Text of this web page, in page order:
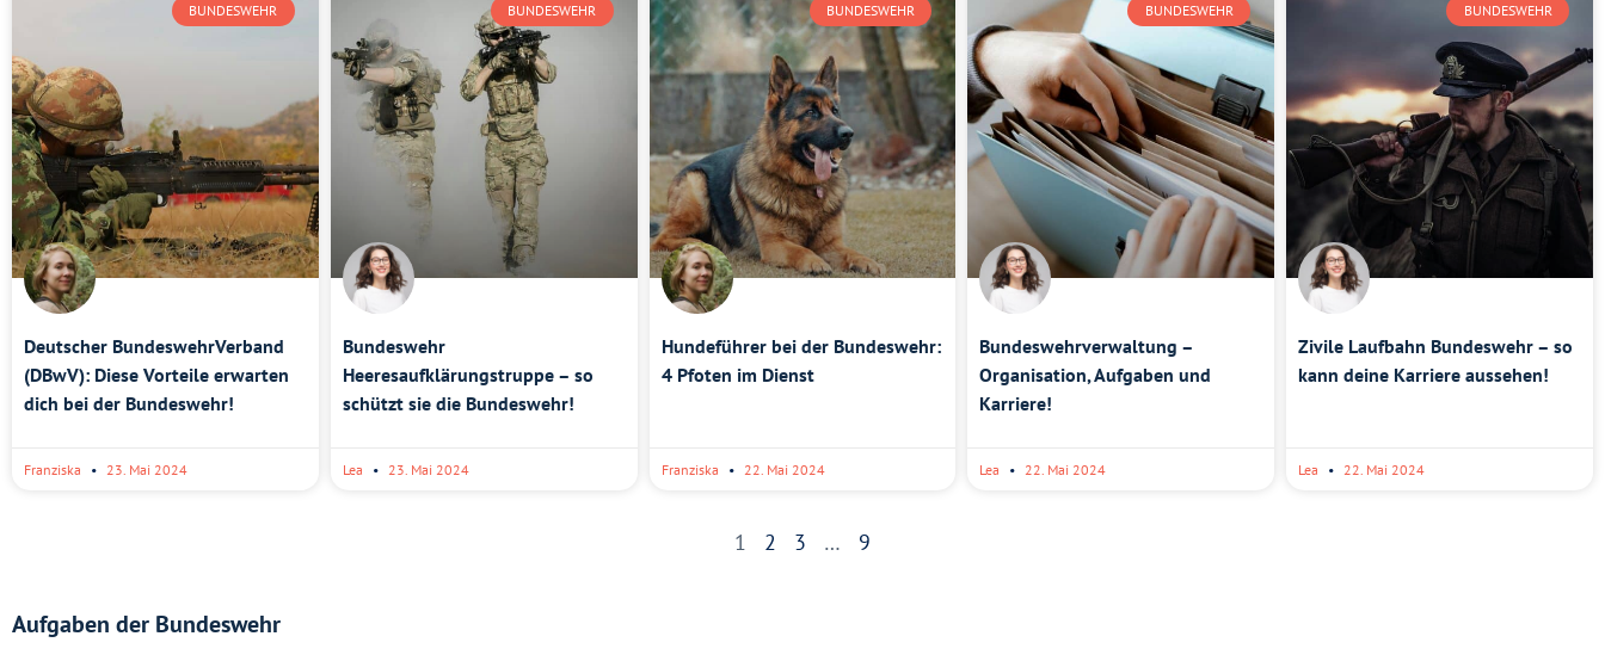
BUNDESWEHR
Deutscher BundeswehrVerband
(DBwV): Diese Vorteile erwarten
dich bei der Bundeswehr!
Franziska 23. Mai 2024
BUNDESWEHR
Bundeswehr
Heeresaufklärungstruppe – so
schützt sie die Bundeswehr!
Lea 23. Mai 2024
BUNDESWEHR
Hundeführer bei der Bundeswehr:
4 Pfoten im Dienst
Franziska 22. Mai 2024
BUNDESWEHR
Bundeswehrverwaltung –
Organisation, Aufgaben und
Karriere!
Lea 22. Mai 2024
BUNDESWEHR
Zivile Laufbahn Bundeswehr – so
kann deine Karriere aussehen!
Lea 22. Mai 2024
1 2 3 … 9
Aufgaben der Bundeswehr